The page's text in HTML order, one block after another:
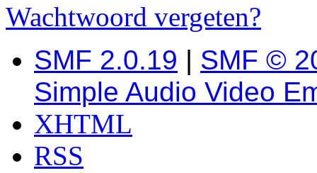
Wachtwoord vergeten?
SMF 2.0.19 | SMF ©
Simple Audio Video
XHTML
RSS